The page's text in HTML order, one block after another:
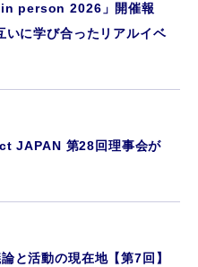
in person 2026」開催報
いに学び合ったリアルイベ
JAPAN 第28回理事会が
と活動の現在地【第7回】